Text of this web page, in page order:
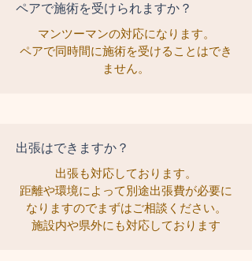
​ペアで施術を受けられますか？
マンツーマンの対応になります。
ペアで同時間に施術を受けることはでき
ません。
出張はできますか？
出張も対応しております。
距離や環境によって別途出張費が必要に
なりますのでまずはご相談ください。
施設内や県外にも対応しております